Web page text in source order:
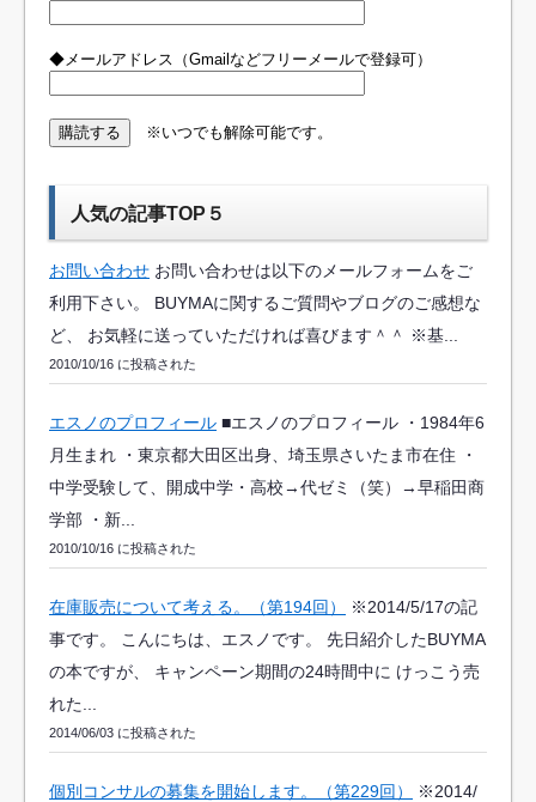
◆メールアドレス（Gmailなどフリーメールで登録可）
※いつでも解除可能です。
人気の記事TOP５
お問い合わせ お問い合わせは以下のメールフォームをご
利用下さい。 BUYMAに関するご質問やブログのご感想な
ど、 お気軽に送っていただければ喜びます＾＾ ※基...
2010/10/16 に投稿された
エスノのプロフィール ■エスノのプロフィール ・1984年6
月生まれ ・東京都大田区出身、埼玉県さいたま市在住 ・
中学受験して、開成中学・高校→代ゼミ（笑）→早稲田商
学部 ・新...
2010/10/16 に投稿された
在庫販売について考える。（第194回）
※2014/5/17の記
事です。 こんにちは、エスノです。 先日紹介したBUYMA
の本ですが、 キャンペーン期間の24時間中に けっこう売
れた...
2014/06/03 に投稿された
個別コンサルの募集を開始します。（第229回）
※2014/